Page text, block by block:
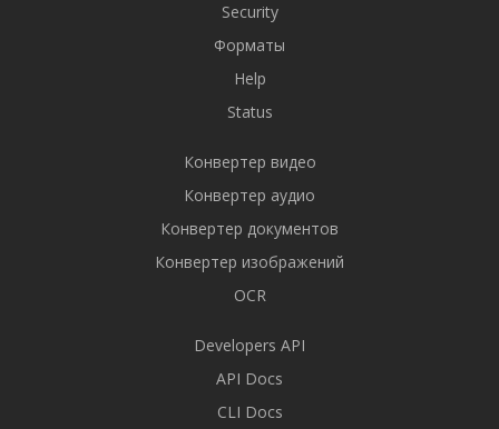
Security
Форматы
Help
Status
Конвертер видео
Конвертер аудио
Конвертер документов
Конвертер изображений
OCR
Developers API
API Docs
CLI Docs